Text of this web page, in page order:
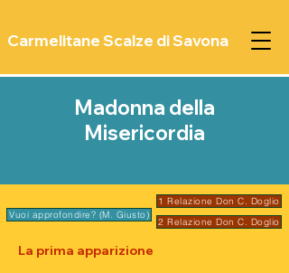
Carmelitane Scalze di Savona
Madonna della
Misericordia
1 Relazione Don C. Doglio
Vuoi approfondire? (M. Giusto)
2 Relazione Don C. Doglio
La prima apparizione